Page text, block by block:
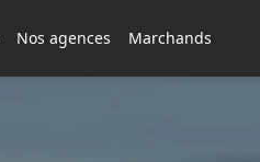
Nos agences Marchands